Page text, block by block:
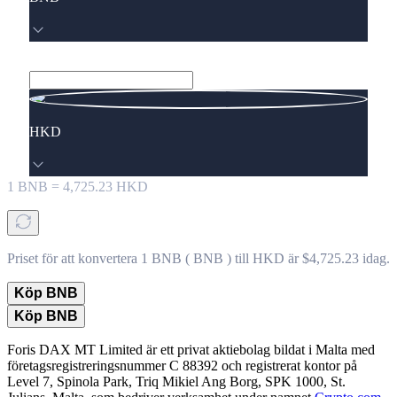
HKD
1 BNB = 4,725.23 HKD
Priset för att konvertera 1 BNB ( BNB ) till HKD är $4,725.23 idag.
Köp BNB
Köp BNB
Foris DAX MT Limited är ett privat aktiebolag bildat i Malta med
företagsregistreringsnummer C 88392 och registrerat kontor på
Level 7, Spinola Park, Triq Mikiel Ang Borg, SPK 1000, St.